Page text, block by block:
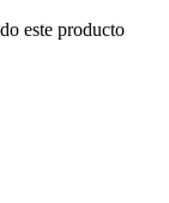
este producto